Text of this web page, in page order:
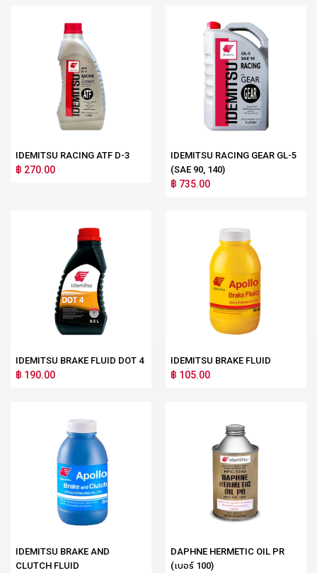
IDEMITSU RACING ATF D-3
฿ 270.00
IDEMITSU RACING GEAR GL-5
(SAE 90, 140)
฿ 735.00
IDEMITSU BRAKE FLUID DOT 4
฿ 190.00
IDEMITSU BRAKE FLUID
฿ 105.00
IDEMITSU BRAKE AND
CLUTCH FLUID
DAPHNE HERMETIC OIL PR
(เบอร์ 100)